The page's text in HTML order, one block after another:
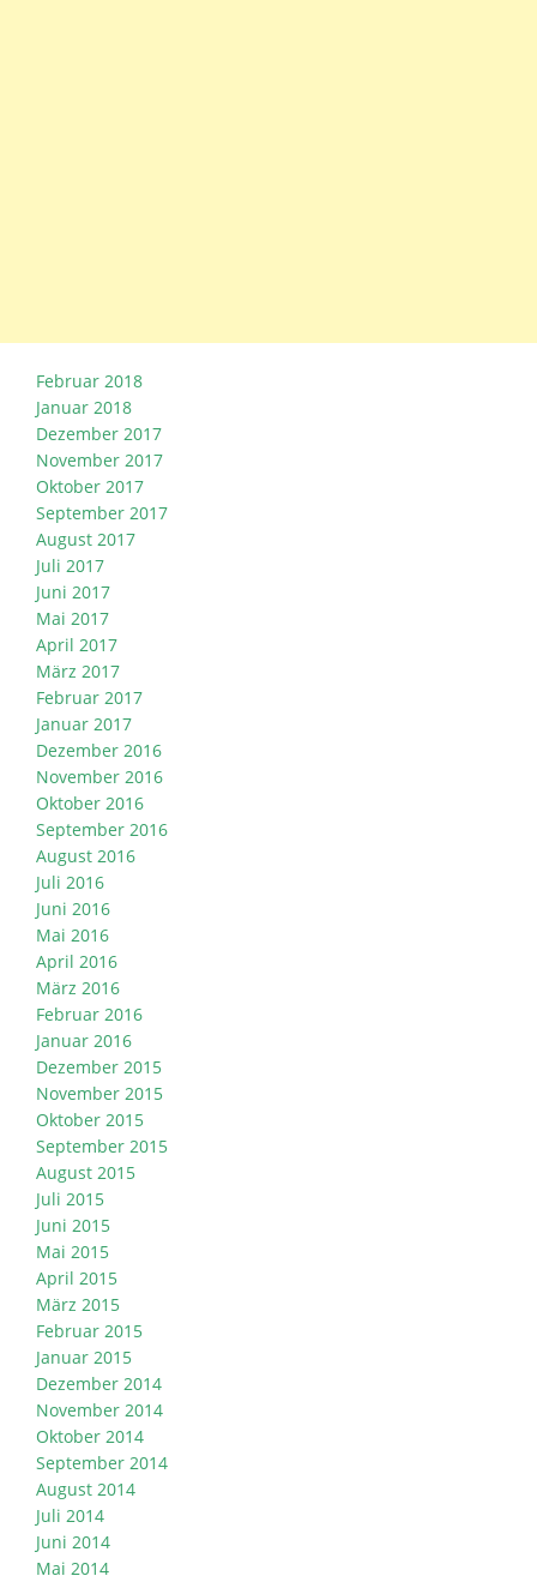
Februar 2018
Januar 2018
Dezember 2017
November 2017
Oktober 2017
September 2017
August 2017
Juli 2017
Juni 2017
Mai 2017
April 2017
März 2017
Februar 2017
Januar 2017
Dezember 2016
November 2016
Oktober 2016
September 2016
August 2016
Juli 2016
Juni 2016
Mai 2016
April 2016
März 2016
Februar 2016
Januar 2016
Dezember 2015
November 2015
Oktober 2015
September 2015
August 2015
Juli 2015
Juni 2015
Mai 2015
April 2015
März 2015
Februar 2015
Januar 2015
Dezember 2014
November 2014
Oktober 2014
September 2014
August 2014
Juli 2014
Juni 2014
Mai 2014